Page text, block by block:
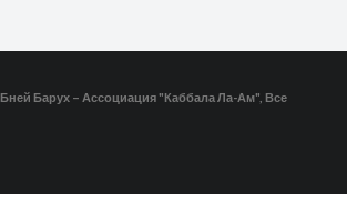
Бней Барух – Ассоциация "Каббала Ла-Ам", Все